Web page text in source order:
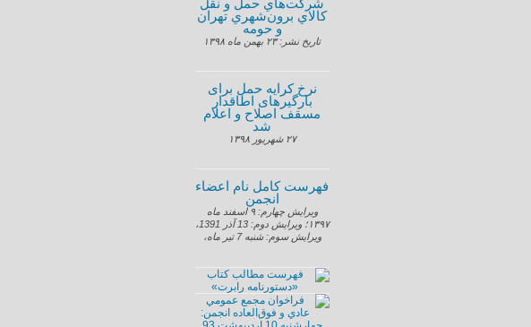
شركت‌هاي حمل و نقل
كالاي برون‌شهري تهران
و حومه
تاريخ نشر: ۲۳ بهمن ماه ۱۳۹۸
نرخ کرایه حمل برای
بارگیرهای اطاقدار
مسقف اصلاح و اعلام
شد
۲۷ شهریور ۱۳۹۸
فهرست كامل نام اعضاء‌
انجمن
ویرایش چهارم: ۹ اسفند ماه
۱۳۹۷؛ ويرايش دوم: 13 آذر 1391،
ويرايش سوم: شنبه 7 تير ماه،